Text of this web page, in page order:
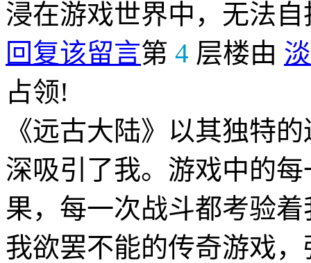
浸在游戏世界中，无法
回复该留言第 4 层楼由
占领!
《远古大陆》以其独特
深吸引了我。游戏中的
果，每一次战斗都考验
我欲罢不能的传奇游戏